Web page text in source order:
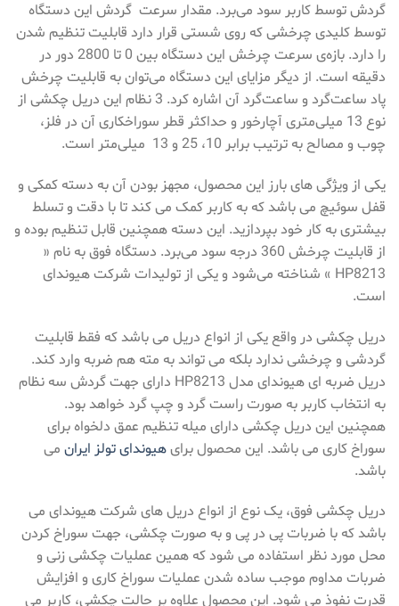
گردش توسط کاربر سود می‌برد. مقدار سرعت گردش این دستگاه
توسط کلیدی چرخشی که روی شستی قرار دارد قابلیت تنظیم شدن
را دارد. بازه‌ی سرعت چرخش این دستگاه بین 0 تا 2800 دور در
دقیقه است. از دیگر مزایای این دستگاه می‌توان به قابلیت چرخش
پاد ساعت‌گرد و ساعت‌گرد آن اشاره کرد. 3 نظام این دریل چکشی از
نوع 13 میلی‌متری آچارخور و حداکثر قطر سوراخکاری آن در فلز،
چوب و مصالح به ترتیب برابر 10، 25 و 13 میلی‌متر است.
یکی از ویژگی های بارز این محصول، مجهز بودن آن به دسته کمکی و
قفل سوئیچ می باشد که به کاربر کمک می کند تا با دقت و تسلط
بیشتری به کار خود بپردازید. این دسته همچنین قابل تنظیم بوده و
از قابلیت چرخش 360 درجه سود می‌برد. دستگاه فوق به نام «
HP8213 » شناخته می‌شود و یکی از تولیدات شرکت هیوندای
است.
دریل چکشی در واقع یکی از انواع دریل می باشد که فقط قابلیت
گردشی و چرخشی ندارد بلکه می تواند به مته هم ضربه وارد کند.
دریل ضربه ای هیوندای مدل HP8213 دارای جهت گردش سه نظام
به انتخاب کاربر به صورت راست گرد و چپ گرد خواهد بود.
همچنین این دریل چکشی دارای میله تنظیم عمق دلخواه برای
سوراخ کاری می باشد. این محصول برایهیوندای تولز ایران می
باشد.
دریل چکشی فوق، یک نوع از انواع دریل های شرکت هیوندای می
باشد که با ضربات پی در پی و به صورت چکشی، جهت سوراخ کردن
محل مورد نظر استفاده می شود که همین عملیات چکشی زنی و
ضربات مداوم موجب ساده شدن عملیات سوراخ کاری و افزایش
قدرت نفوذ می شود. این محصول علاوه بر حالت چکشی، کاربر می